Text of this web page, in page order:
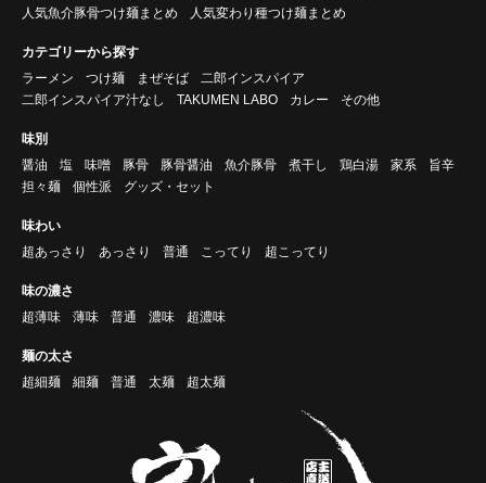
人気魚介豚骨つけ麺まとめ
人気変わり種つけ麺まとめ
カテゴリーから探す
ラーメン
つけ麺 まぜそば
二郎インスパイア
二郎インスパイア汁なし
TAKUMEN LABO カレー その他
味別
醤油
塩 味噌 豚骨 豚骨醤油 魚介豚骨 煮干し 鶏白湯 家系
旨辛
担々麺
個性派 グッズ・セット
味わい
超あっさり
あっさり 普通 こってり 超こってり
味の濃さ
超薄味
薄味 普通 濃味 超濃味
麺の太さ
超細麺
細麺 普通 太麺 超太麺